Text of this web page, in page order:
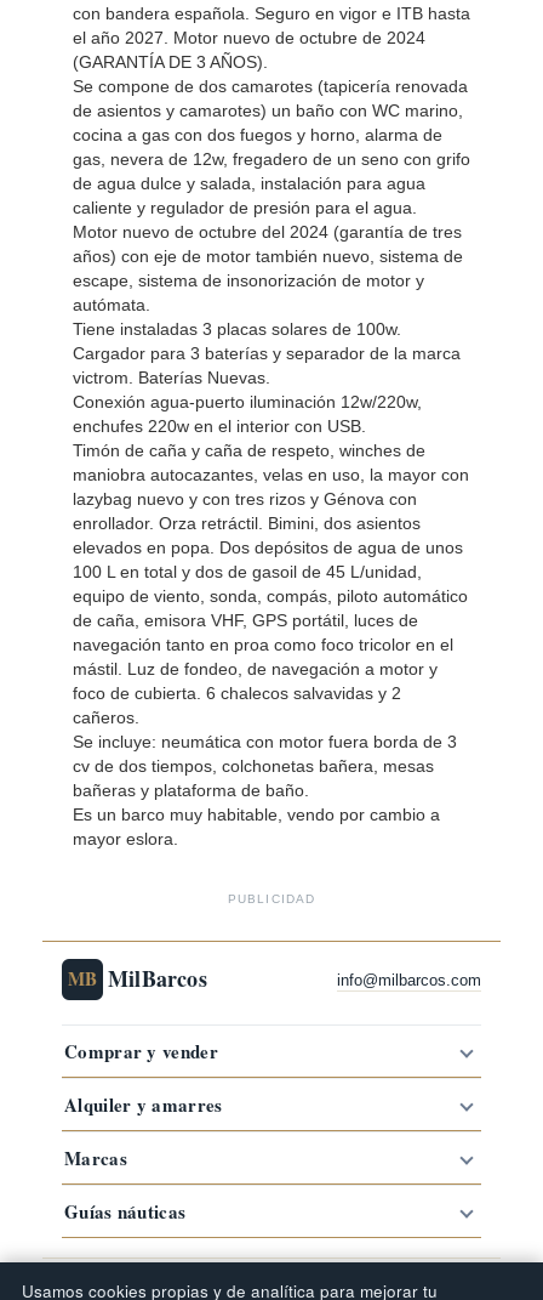
con bandera española. Seguro en vigor e ITB hasta
el año 2027. Motor nuevo de octubre de 2024
(GARANTÍA DE 3 AÑOS).
Se compone de dos camarotes (tapicería renovada
de asientos y camarotes) un baño con WC marino,
cocina a gas con dos fuegos y horno, alarma de
gas, nevera de 12w, fregadero de un seno con grifo
de agua dulce y salada, instalación para agua
caliente y regulador de presión para el agua.
Motor nuevo de octubre del 2024 (garantía de tres
años) con eje de motor también nuevo, sistema de
escape, sistema de insonorización de motor y
autómata.
Tiene instaladas 3 placas solares de 100w.
Cargador para 3 baterías y separador de la marca
victrom. Baterías Nuevas.
Conexión agua-puerto iluminación 12w/220w,
enchufes 220w en el interior con USB.
Timón de caña y caña de respeto, winches de
maniobra autocazantes, velas en uso, la mayor con
lazybag nuevo y con tres rizos y Génova con
enrollador. Orza retráctil. Bimini, dos asientos
elevados en popa. Dos depósitos de agua de unos
100 L en total y dos de gasoil de 45 L/unidad,
equipo de viento, sonda, compás, piloto automático
de caña, emisora VHF, GPS portátil, luces de
navegación tanto en proa como foco tricolor en el
mástil. Luz de fondeo, de navegación a motor y
foco de cubierta. 6 chalecos salvavidas y 2
cañeros.
Se incluye: neumática con motor fuera borda de 3
cv de dos tiempos, colchonetas bañera, mesas
bañeras y plataforma de baño.
Es un barco muy habitable, vendo por cambio a
mayor eslora.
PUBLICIDAD
MB MilBarcos info@milbarcos.com
Comprar y vender
Alquiler y amarres
Marcas
Guías náuticas
Usamos cookies propias y de analítica para mejorar tu